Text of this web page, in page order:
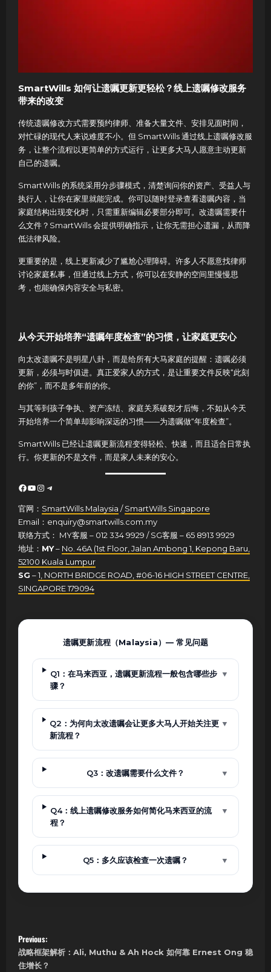
SmartWills 如何让遗嘱更新更轻松？线上遗嘱修改服务
带来的改变
传统遗嘱修改方式需要预约律师、准备大量文件、安排见面时间，
对忙碌的现代人来说难度不小。但 SmartWills 通过线上遗嘱修改服
务，让整个流程以更简单的方式运行，让更多大马人愿意主动更新
自己的遗嘱。
SmartWills 的系统采用分步骤模式，清楚询问你的资产、受益人与
执行人，让你在家里就能完成。你可以随时登录查看遗嘱内容，当
家庭结构出现变化时，只需重新编辑必要部分即可。改遗嘱需要什
么文件？SmartWills 会提供明确指示，让你无需担心遗漏，从而降
低法律风险。
更重要的是，线上更新减少了尴尬心理障碍。许多人不愿意找律师
讨论家庭私事，但通过线上方式，你可以在安静的空间里慢慢思
考，也能确保内容安全与私密。
从今天开始培养“遗嘱年度检查”的习惯，让家庭更安心
向太改遗嘱不是明星八卦，而是给所有大马家庭的提醒：遗嘱必须
更新，必须与时俱进。真正爱家人的方式，是让重要文件反映“此刻
的你”，而不是多年前的你。
与其等到孩子争执、资产冻结、家庭关系破裂才后悔，不如从今天
开始培养一个简单却影响深远的习惯——为遗嘱做“年度检查”。
SmartWills 已经让遗嘱更新流程变得轻松、快速，而且适合日常执
行。你更新的不是文件，而是家人未来的安心。
Facebook
YouTube
Instagram
Telegram
官网： SmartWills Malaysia /SmartWills Singapore
Email：enquiry@smartwills.com.my
联络方式： MY客服 – 012 334 9929 / SG客服 – 65 8913 9929
地址： MY– No. 46A (1st Floor, Jalan Ambong 1, Kepong Baru,
52100 Kuala Lumpur
SG –1, NORTH BRIDGE ROAD, #06-16 HIGH STREET CENTRE,
SINGAPORE 179094
遗嘱更新流程（Malaysia）— 常见问题
Q1：在马来西亚，遗嘱更新流程一般包含哪些步
骤？
▼
Q2：为何向太改遗嘱会让更多大马人开始关注更
新流程？
▼
Q3：改遗嘱需要什么文件？ ▼
Q4：线上遗嘱修改服务如何简化马来西亚的流
程？
▼
Q5：多久应该检查一次遗嘱？ ▼
P
o
Previous:
战略框架解析：Ali, Muthu & Ah Hock 如何靠 Ernest Ong 稳
住增长？